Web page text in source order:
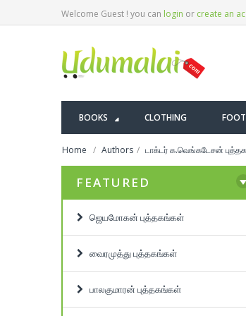
Welcome Guest ! you can login or create an
BOOKS CLOTHING
Home Authors டாக்டர் க.வெங்கடேசன்
FEATURED
ஜெயமோகன் புத்தகங்கள்
வைரமுத்து புத்தகங்கள்
பாலகுமாரன் புத்தகங்கள்